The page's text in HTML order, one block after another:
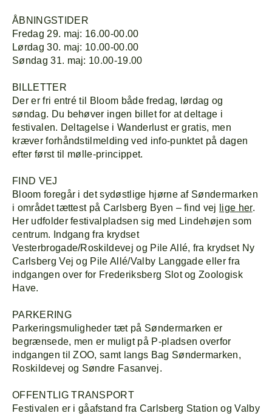
ÅBNINGSTIDER
Fredag 29. maj: 16.00-00.00
Lørdag 30. maj: 10.00-00.00
Søndag 31. maj: 10.00-19.00
BILLETTER
Der er fri entré til Bloom både fredag, lørdag og
søndag. Du behøver ingen billet for at deltage i
festivalen. Deltagelse i Wanderlust er gratis, men
kræver forhåndstilmelding ved info-punktet på dagen
efter først til mølle-princippet.
FIND VEJ
Bloom foregår i det sydøstlige hjørne af Søndermarken
i området tættest på Carlsberg Byen – find vej
lige her.
Her udfolder festivalpladsen sig med Lindehøjen som
centrum. Indgang fra krydset
Vesterbrogade/Roskildevej og Pile Allé, fra krydset Ny
Carlsberg Vej og Pile Allé/Valby Langgade eller fra
indgangen over for Frederiksberg Slot og Zoologisk
Have.
PARKERING
Parkeringsmuligheder tæt på Søndermarken er
begrænsede, men er muligt på P-pladsen overfor
indgangen til ZOO, samt langs Bag Søndermarken,
Roskildevej og Søndre Fasanvej.
OFFENTLIG TRANSPORT
Festivalen er i gåafstand fra Carlsberg Station og Valby